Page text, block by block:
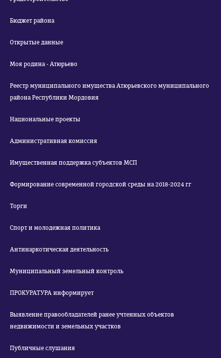
Бюджет района
Открытые данные
Моя родина - Атюрьево
Реестр муниципального имущества Атюрьевского муниципального
района Республики Мордовия
Национальные проекты
Административная комиссия
Имущественная поддержка субъектов МСП
Формирование современной городской среды на 2018-2024 гг
Торги
Спорт и молодежная политика
Антинаркотическая деятельность
Муниципальный земельный контроль
ПРОКУРАТУРА информирует
Выявление правообладателей ранее учтенных объектов
недвижимости и земельных участков
Публичные слушания